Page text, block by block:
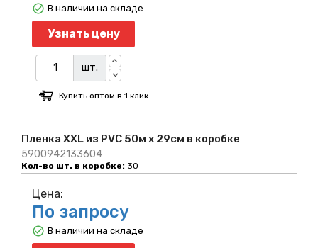
Пленка XXL из PVC 50м х 29см в коробке
5900942133604
Кол-во шт. в коробке: 30
Узнать цену
шт.
В наличии на складе
Купить оптом в 1 клик
Цена:
По запросу
В наличии на складе